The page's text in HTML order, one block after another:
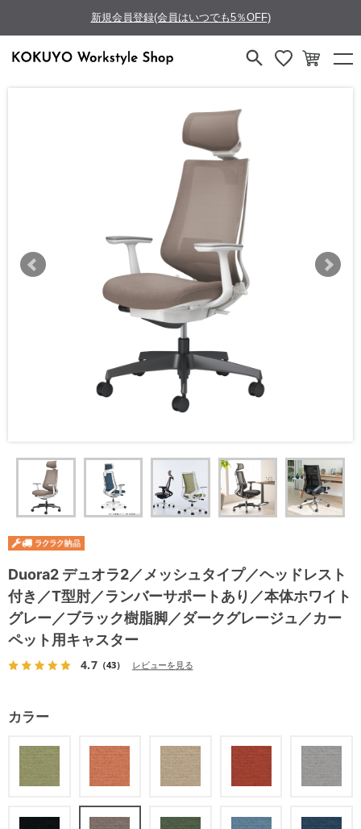
新規会員登録(会員はいつでも5％OFF)
Duora2 デュオラ2／メッシュタイプ／ヘッドレスト
付き／T型肘／ランバーサポートあり／本体ホワイト
グレー／ブラック樹脂脚／ダークグレージュ／カー
ペット用キャスター
4.7（43） レビューを見る
カラー